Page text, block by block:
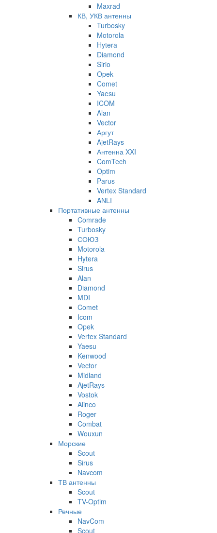
Maxrad
КВ, УКВ антенны
Turbosky
Motorola
Hytera
Diamond
Sirio
Opek
Comet
Yaesu
ICOM
Alan
Vector
Аргут
AjetRays
Антенна XXI
ComTech
Optim
Parus
Vertex Standard
ANLI
Портативные антенны
Comrade
Turbosky
СОЮЗ
Motorola
Hytera
Sirus
Alan
Diamond
MDI
Comet
Icom
Opek
Vertex Standard
Yaesu
Kenwood
Vector
Midland
AjetRays
Vostok
Alinco
Roger
Combat
Wouxun
Морские
Scout
Sirus
Navcom
ТВ антенны
Scout
TV-Optim
Речные
NavCom
Scout